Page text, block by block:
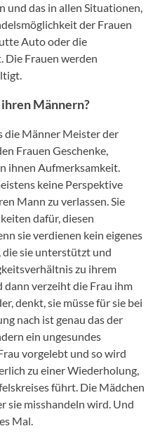
und das in allen Situationen,
der Frauen
Auto oder die
Die Frauen werden
Männern?
die Männer Meister der
Frauen Geschenke,
ihnen Aufmerksamkeit.
keine Perspektive
Mann zu verlassen. Sie
dafür, diesen
sie verdienen kein eigenes
die sie unterstützt und
zu ihrem
dann verzeiht die Frau ihm
denkt, sie müsse für sie bei
nach ist genau das der
ein ungesundes
vorgelebt und so wird
zu einer Wiederholung,
führt. Die Mädchen
sie misshandeln wird. Und
Mal.